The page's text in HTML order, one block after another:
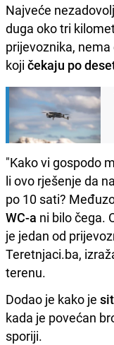
Najveće
duga oko tri
prijevoznika,
koji čekaju po
"Kako vi gospodo
li ovo rješenje da
po 10 sati?
WC-a ni bilo čega.
je jedan od
Teretnjaci.ba,
terenu.
Dodao je kako je
kada je povećan
sporiji.